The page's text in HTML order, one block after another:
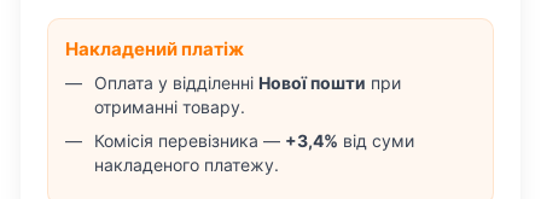
Накладений платіж
Оплата у відділенні Нової пошти при
отриманні товару.
Комісія перевізника — +3,4% від суми
накладеного платежу.